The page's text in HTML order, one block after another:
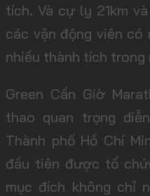
tích. Và cự ly 21km
các vận động viên có
nhiều thành tích trong
Green Cần Giờ
thao quan trọng
Thành phố Hồ Chí
đầu tiên được tổ
mục đích không chỉ